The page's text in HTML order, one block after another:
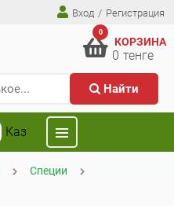
Вход / Регистрация
Найти
0
КОРЗИНА
0 тенге
Каз
Специи